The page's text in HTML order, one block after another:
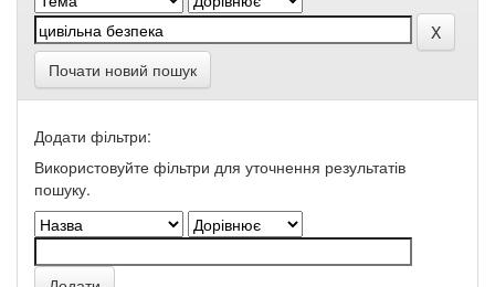
Почати новий пошук
Додати фільтри:
Використовуйте фільтри для уточнення результатів
пошуку.